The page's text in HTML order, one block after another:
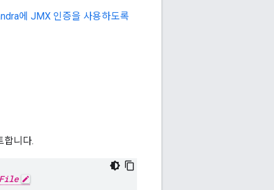
에 JMX 인증을 사용하도록
합니다.